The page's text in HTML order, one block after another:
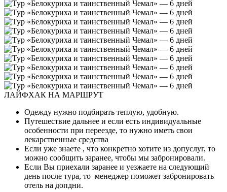
ЛАЙФХАК НА МАРШРУТ
Одежду нужно подбирать теплую, удобную.
Путешествие дальнее и если есть индивидуальные
особенности при переезде, то нужно иметь свои
лекарственные средства
Если уже знаете , что конкретно хотите из допуслуг, то
можно сообщить заранее, чтобы мы забронировали.
Если Вы приехали заранее и уезжаете на следующий
день после тура, то менеджер поможет забронировать
отель на допдни.